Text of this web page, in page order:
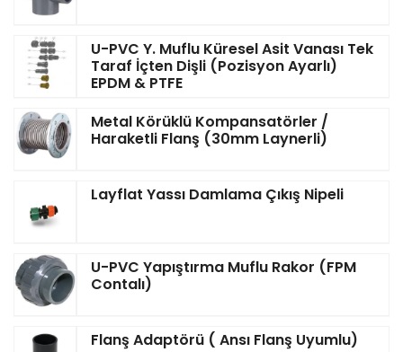
U-PVC Y. Muflu Küresel Asit Vanası Tek
Taraf İçten Dişli (Pozisyon Ayarlı)
EPDM & PTFE
Metal Körüklü Kompansatörler /
Haraketli Flanş (30mm Laynerli)
Layflat Yassı Damlama Çıkış Nipeli
U-PVC Yapıştırma Muflu Rakor (FPM
Contalı)
Flanş Adaptörü ( Ansı Flanş Uyumlu)